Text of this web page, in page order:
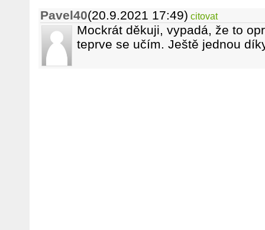
Pavel40(20.9.2021 17:49) citovat
Mockrát děkuji, vypadá, že to
teprve se učím. Ještě jednou